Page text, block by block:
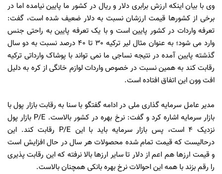
وی با بیان اینکه ارزش برابری دلار و ریال در کشور ما پایین نیامده اما در
برخی از کشورها قیمت ارزشان نسبت به دلار ضعیف شده است، گفت:
تعرفه واردات در کشور پایین است و با یک تعرفه پایین به راحتی جنس
وارد می شود؛ به عنوان مثال لیر ترکیه 30 تا 40 درصد نسبت به دو سال
گذشته پایین آمده در نتیجه نساجی ما نمی تواند با پوشاک وارداتی ترکیه
رقابت کند به همین نسبت در خصوص واردات لوازم خانگی از کره به دلیل
افت وون این اتفاق افتاده است.
مدیر عامل سرمایه گذاری ملی در ادامه گفتگو با سنا به رقابت بازار پول با
بازار سرمایه اشاره کرد و گفت: نرخ بهره در کشور بالاست. P/E بازار پول
نزدیک 4 است، پس بازار سرمایه باید با این P/E رقابت کند. این
درحالیست که قیمت تمام شده محصولات هر سال در حال افزایش است
و قیمت ارزها هم اعم از دلار تا سایر ارزها بالا نرفته که این رقابت پذیری
را رقم بزند با همه این احوالات نرخ بهره بانکی همچنان بالاست.